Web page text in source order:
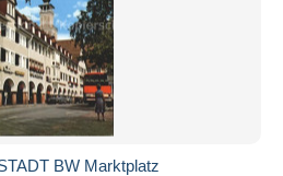
BW Marktplatz